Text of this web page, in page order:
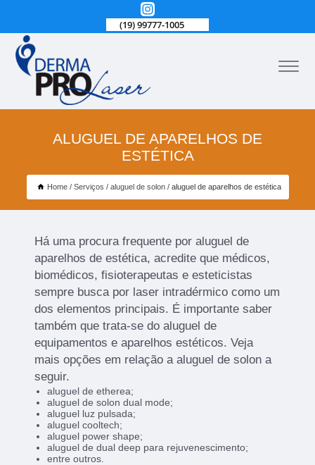
(19) 99777-1005
ALUGUEL DE APARELHOS DE
ESTÉTICA
Home Serviços aluguel de solon aluguel de aparelhos de estética
Há uma procura frequente por aluguel de
aparelhos de estética, acredite que médicos,
biomédicos, fisioterapeutas e esteticistas
sempre busca por laser intradérmico como um
dos elementos principais. É importante saber
também que trata-se do aluguel de
equipamentos e aparelhos estéticos. Veja
mais opções em relação a aluguel de solon a
seguir.
aluguel de etherea;
aluguel de solon dual mode;
aluguel luz pulsada;
aluguel cooltech;
aluguel power shape;
aluguel de dual deep para rejuvenescimento;
entre outros.